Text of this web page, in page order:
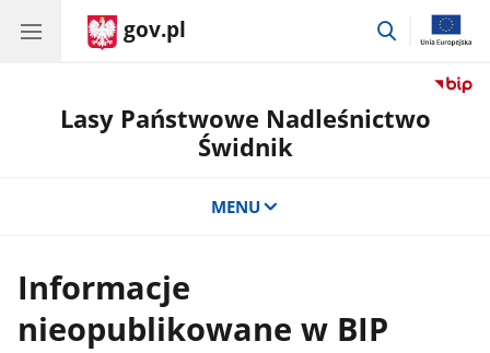
gov.pl
przejdź
Lasy Państwowe Nadleśnictwo
Świdnik
MENU
Informacje
nieopublikowane w BIP